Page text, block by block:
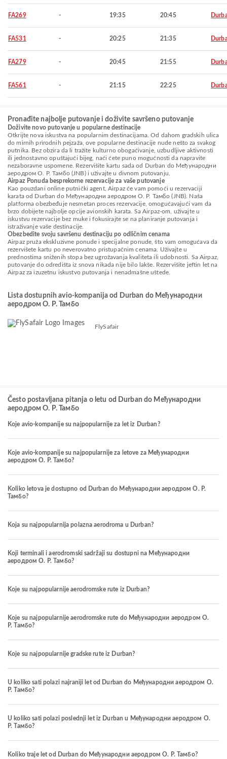
FA269 - 19:35 20:45
FA531 - 20:25 21:35
FA279 - 20:45 21:55
FA561 - 21:15 22:25
Pronađite najbolje putovanje i doživite savršeno putovanje
Doživite novo putovanje u popularne destinacije
Otkrijte nova iskustva na popularnim destinacijama. Od dahom gradskih ulica
do mirnih prirodnih pejzaža, ove popularne destinacije nude nešto za svakog
putnika. Bez obzira da li tražite kulturno obogaćivanje, uzbudljive aktivnosti
ili jednostavno opuštajući bijeg, naći ćete puno mogućnosti da napravite
nezaboravne uspomene. Rezervišite kartu sada od Durban do Међународни
аеродром О. Р. Тамбо (JNB) i uživajte u divnom putovanju.
Airpaz Ponuda besprekorne rezervacije za vaše putovanje
Kao pouzdani online putnički agent, Airpaz će vam pomoći u rezervaciji
karata od Durban do Међународни аеродром О. Р. Тамбо (JNB). Naša
platforma obezbeđuje nesmetan proces rezervacije, omogućavajući vam da
brzo dobijete najbolje opcije avionskih karata. Sa Airpaz-om, uživajte u
iskustvu rezervacije bez muke i fokusirajte se na planiranje putovanja i
istraživanje vaše destinacije.
Obezbedite svoju savršenu destinaciju po odličnim cenama
Airpaz pruža ekskluzivne ponude i specijalne ponude, što vam omogućava da
rezervišete kartu po neverovatno pristupačnim cenama. Uživajte u
prednostima sniženih stopa bez ugrožavanja kvaliteta ili udobnosti. Sa Airpaz,
putovanje do odredišta iz snova nikada nije bilo lakše. Rezervišite jeftin let na
Airpaz za izuzetnu iskustvo putovanja i nenadmašne uštede.
Lista dostupnih avio-kompanija od Durban do Међународни
аеродром О. Р. Тамбо
FlySafair
Često postavljana pitanja o letu od Durban do Међународни
аеродром О. Р. Тамбо
Koje avio-kompanije su najpopularnije za let iz Durban?
Koje avio-kompanije su najpopularnije za letove za Међународни
аеродром О. Р. Тамбо?
Koliko letova je dostupno od Durban do Међународни аеродром О. Р.
Тамбо?
Koja su najpopularnija polazna aerodroma u Durban?
Koji terminali i aerodromski sadržaji su dostupni na Међународни
аеродром О. Р. Тамбо?
Koje su najpopularnije aerodromske rute iz Durban?
Koje su najpopularnije aerodromske rute do Међународни аеродром О.
Р. Тамбо?
Koje su najpopularnije gradske rute iz Durban?
U koliko sati polazi najraniji let od Durban do Међународни аеродром О.
Р. Тамбо?
U koliko sati polazi poslednji let iz Durban u Међународни аеродром О.
Р. Тамбо?
Koliko traje let od Durban do Међународни аеродром О. Р. Тамбо?